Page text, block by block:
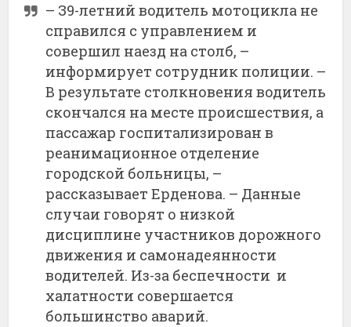
– З9-летний водитель мотоцикла не
справился с управлением и
совершил наезд на столб, –
информирует сотрудник полиции. –
В результате столкновения водитель
скончался на месте происшествия, а
пассажар госпитализирован в
реанимационное отделение
городской больницы, –
рассказывает Ерденова. – Данные
случаи говорят о низкой
дисциплине участников дорожного
движения и самонадеянности
водителей. Из-за беспечности и
халатности совершается
большинство аварий.